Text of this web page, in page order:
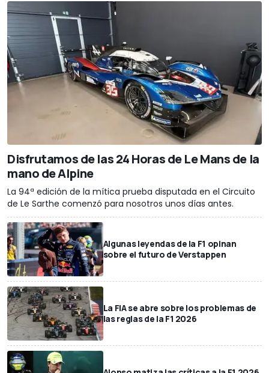
Disfrutamos de las 24 Horas de Le Mans de la
mano de Alpine
La 94ª edición de la mítica prueba disputada en el Circuito
de Le Sarthe comenzó para nosotros unos días antes.
Algunas leyendas de la F1 opinan
sobre el futuro de Verstappen
La FIA se abre sobre los problemas de
las reglas de la F1 2026